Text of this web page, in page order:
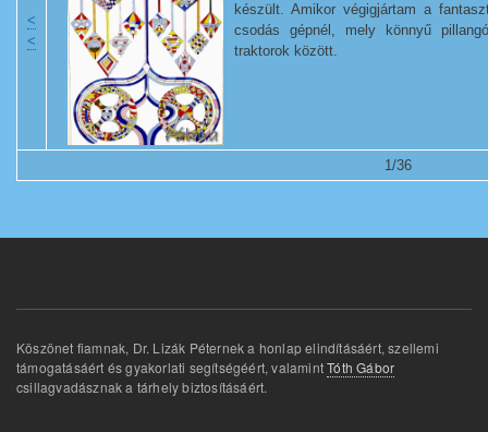
<
<
készült. Amikor végigjártam a
csodás gépnél, mely könnyű
traktorok között.
1/36
Köszönet fiamnak, Dr. Lizák Péternek a honlap elindításáért, szellemi
támogatásáért és gyakorlati segítségéért, valamintTóth Gábor
csillagvadásznak a tárhely biztosításáért.